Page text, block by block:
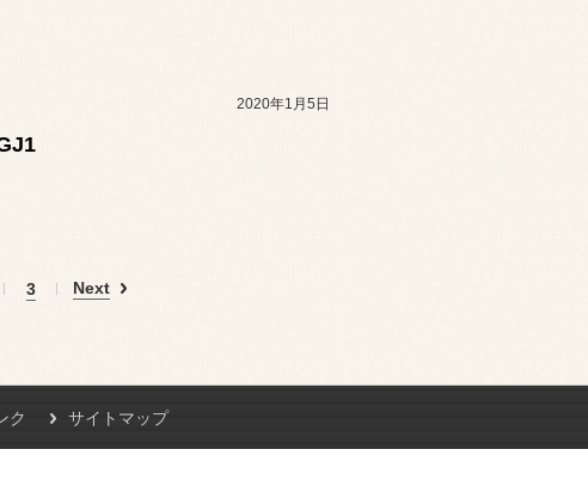
2020年1月5日
3 Next
ク サイトマップ